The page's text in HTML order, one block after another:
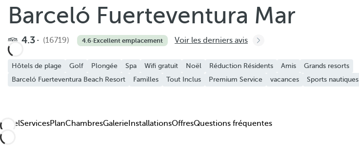
Barceló Fuerteventura Mar
4.3 (16719) 4.6·Excellent emplacement Voir les derniers avis
Hôtels de plage Golf Plongée Spa Wifi gratuit Noël Réduction Résidents Amis
Grands resorts
Barceló Fuerteventura Beach Resort
Familles Tout Inclus Premium Service vacances Sports nautiques
HôtelServicesPlanChambresGalerie InstallationsOffresQuestions fréquentes